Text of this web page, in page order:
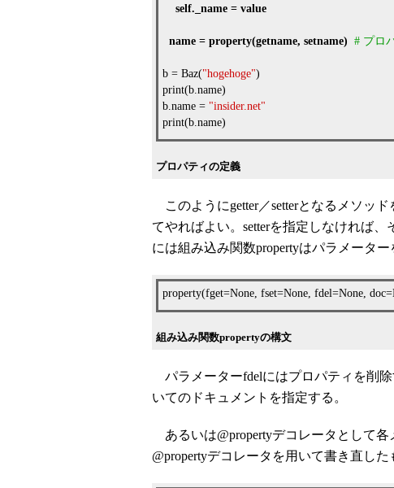
self. _name = value
name = property(getname, setname) # プロ
b = Baz("hogehoge")
print(b.name)
b.name = "insider.net"
print(b.name)
プロパティの定義
このようにgetter／setterとなるメソッ
てやればよい。setterを指定しなければ
には組み込み関数propertyはパラメーター
property(fget=None, fset=None, fdel=None,
組み込み関数propertyの構文
パラメーターfdelにはプロパティを削
いてのドキュメントを指定する。
あるいは@propertyデコレータとして
@propertyデコレータを用いて書き直した